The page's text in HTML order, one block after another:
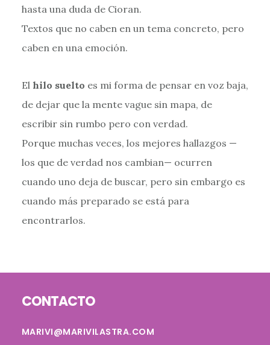
hasta una duda de Cioran.
Textos que no caben en un tema concreto, pero
caben en una emoción.
El hilo suelto es mi forma de pensar en voz baja,
de dejar que la mente vague sin mapa, de
escribir sin rumbo pero con verdad.
Porque muchas veces, los mejores hallazgos —
los que de verdad nos cambian— ocurren
cuando uno deja de buscar, pero sin embargo es
cuando más preparado se está para
encontrarlos.
CONTACTO
MARIVI@MARIVILASTRA.COM